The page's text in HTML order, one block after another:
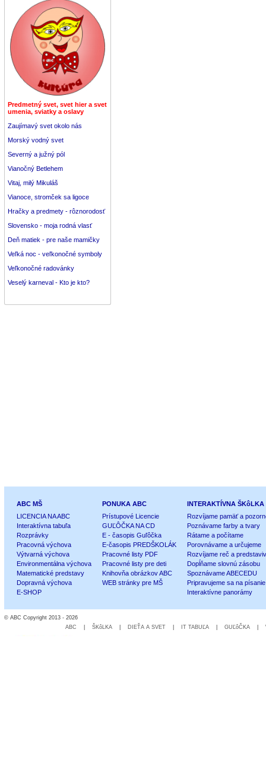
Predmetný svet, svet hier a svet
umenia, sviatky a oslavy
Zaujímavý svet okolo nás
Morský vodný svet
Severný a južný pól
Vianočný Betlehem
Vitaj, milý Mikuláš
Vianoce, stromček sa ligoce
Hračky a predmety - rôznorodosť
Slovensko - moja rodná vlasť
Deň matiek - pre naše mamičky
Veľká noc - veľkonočné symboly
Veľkonočné radovánky
Veselý karneval - Kto je kto?
ABC MŠ
LICENCIA NA ABC
Interaktívna tabuľa
Rozprávky
Pracovná výchova
Výtvarná výchova
Environmentálna výchova
Matematické predstavy
Dopravná výchova
E-SHOP
PONUKA ABC
Prístupové Licencie
GUĽÔČKA NA CD
E - časopis Guľôčka
E-časopis PREDŠKOLÁK
Pracovné listy PDF
Pracovné listy pre deti
Knihovňa obrázkov ABC
WEB stránky pre MŠ
INTERAKTÍVNA ŠKôLKA
Rozvíjame pamäť a
Poznávame farby a tvary
Rátame a počítame
Porovnávame a určujeme
Rozvíjame reč a
Dopĺňame slovnú zásobu
Spoznávame ABECEDU
Pripravujeme sa na písanie
Interaktívne panorámy
© ABC Copyright 2013 - 2026
ABC
ŠKôLKA DIEŤA A SVET IT TABUĽA GUĽôČKA